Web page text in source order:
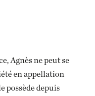
Agnès ne peut se
en appellation
possède depuis